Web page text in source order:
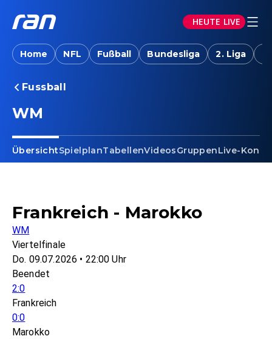
HEUTE LIVE
Home NFL Fußball Bundesliga 2. Liga
Fussball
WM
ÜbersichtSpielplanTabellenVideosGruppenLive-
Frankreich - Marokko
WM
Viertelfinale
Do. 09.07.2026 • 22:00 Uhr
Beendet
2:0
Frankreich
0:0
Marokko